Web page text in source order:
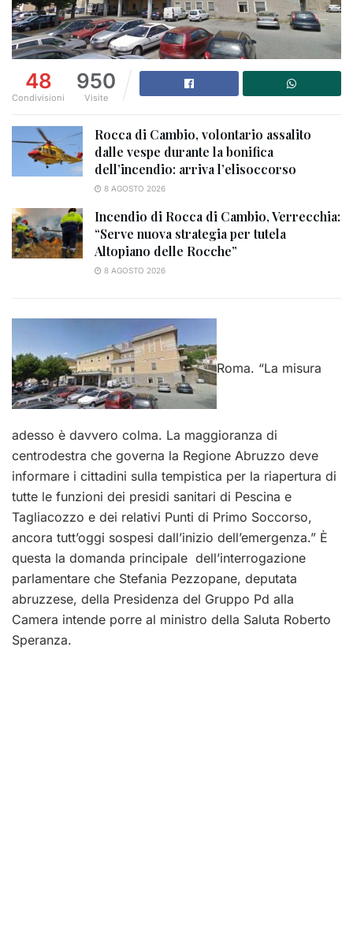
48
Condivisioni
950
Visite
Rocca di Cambio, volontario assalito
dalle vespe durante la bonifica
dell’incendio: arriva l’elisoccorso
8 AGOSTO 2026
Incendio di Rocca di Cambio, Verrecchia:
“Serve nuova strategia per tutela
Altopiano delle Rocche”
8 AGOSTO 2026
Roma. “La misura
adesso è davvero colma. La maggioranza di
centrodestra che governa la Regione Abruzzo deve
informare i cittadini sulla tempistica per la riapertura di
tutte le funzioni dei presidi sanitari di Pescina e
Tagliacozzo e dei relativi Punti di Primo Soccorso,
ancora tutt’oggi sospesi dall’inizio dell’emergenza.” È
questa la domanda principale dell’interrogazione
parlamentare che Stefania Pezzopane, deputata
abruzzese, della Presidenza del Gruppo Pd alla
Camera intende porre al ministro della Saluta Roberto
Speranza.